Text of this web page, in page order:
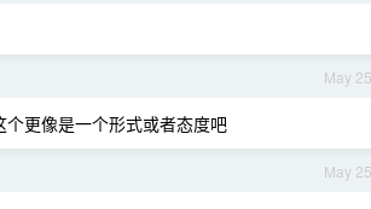
May 25
更像是一个形式或者态度吧
May 25